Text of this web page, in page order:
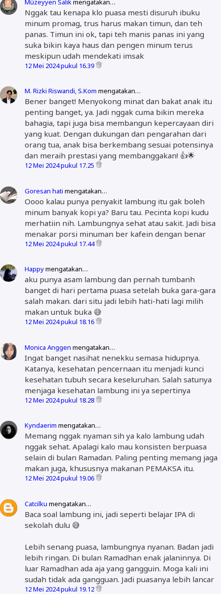
Müzeyyen Salikmengatakan…
Nggak tau kenapa klo puasa mesti disuruh ibuku
minum promag, trus harus makan timun, dan teh
panas. Timun ini ok, tapi teh manis panas ini yang
suka bikin kaya haus dan pengen minum terus
meskipun udah mendekati imsak
12 Mei 2024 pukul 16.39
M. Rizki Riswandi, S.Kom mengatakan…
Bener banget! Menyokong minat dan bakat anak itu
penting banget, ya. Jadi nggak cuma bikin mereka
bahagia, tapi juga bisa membangun kepercayaan diri
yang kuat. Dengan dukungan dan pengarahan dari
orang tua, anak bisa berkembang sesuai potensinya
dan meraih prestasi yang membanggakan! 👍🌟
12 Mei 2024 pukul 17.25
Goresan hati mengatakan…
Oooo kalau punya penyakit lambung itu gak boleh
minum banyak kopi ya? Baru tau. Pecinta kopi kudu
merhatiin nih. Lambungnya sehat atau sakit. Jadi bisa
menakar porsi minuman ber kafein dengan benar
12 Mei 2024 pukul 17.44
Happymengatakan…
aku punya asam lambung dan pernah tumbanh
banget di hari pertama puasa setelah buka gara-gara
salah makan. dari situ jadi lebih hati-hati lagi milih
makan untuk buka 😅
12 Mei 2024 pukul 18.16
Monica Anggen mengatakan…
Ingat banget nasihat nenekku semasa hidupnya.
Katanya, kesehatan pencernaan itu menjadi kunci
kesehatan tubuh secara keseluruhan. Salah satunya
menjaga kesehatan lambung ini ya sepertinya
12 Mei 2024 pukul 18.28
Kyndaerim mengatakan…
Memang nggak nyaman sih ya kalo lambung udah
nggak sehat. Apalagi kalo mau konsisten berpuasa
selain di bulan Ramadan. Paling penting memang jaga
makan juga, khususnya makanan PEMAKSA itu.
12 Mei 2024 pukul 19.06
Catcilku mengatakan…
Baca soal lambung ini, jadi seperti belajar IPA di
sekolah dulu 😅
Lebih senang puasa, lambungnya nyanan. Badan jadi
lebih ringan. Di bulan Ramadhan enak jalaninnya. Di
luar Ramadhan ada aja yang gangguin. Moga kali ini
sudah tidak ada gangguan. Jadi puasanya lebih lancar
12 Mei 2024 pukul 19.12